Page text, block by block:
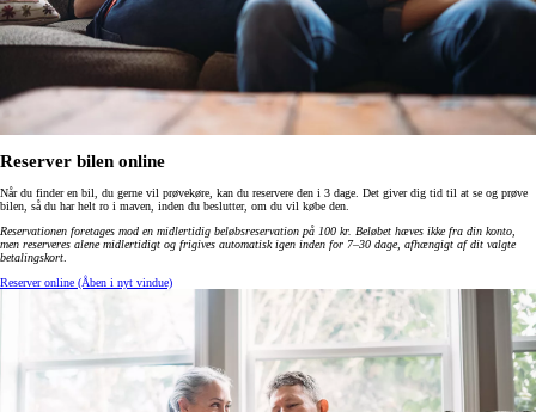
Reserver bilen online
Når du finder en bil, du gerne vil prøvekøre, kan du reservere den i 3 dage. Det giver dig tid til at se og prøve
bilen, så du har helt ro i maven, inden du beslutter, om du vil købe den.
Reservationen foretages mod en midlertidig beløbsreservation på 100 kr. Beløbet hæves ikke fra din konto,
men reserveres alene midlertidigt og frigives automatisk igen inden for 7–30 dage, afhængigt af dit valgte
betalingskort.
Reserver online (Åben i nyt vindue)